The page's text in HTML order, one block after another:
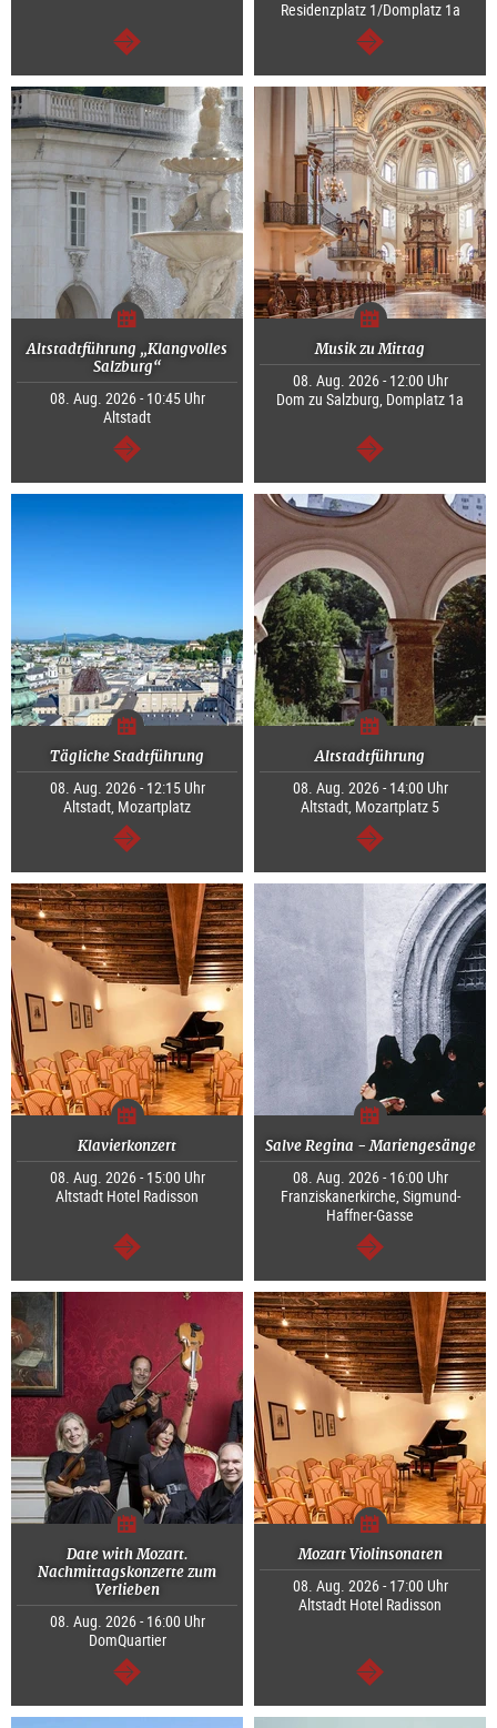
weiter
Residenzplatz 1/Domplatz 1a
weiter
Altstadtführung „Klangvolles
Salzburg“
08. Aug. 2026 - 10:45 Uhr
Altstadt
weiter
Musik zu Mittag
08. Aug. 2026 - 12:00 Uhr
Dom zu Salzburg, Domplatz 1a
weiter
Tägliche Stadtführung
08. Aug. 2026 - 12:15 Uhr
Altstadt, Mozartplatz
weiter
Altstadtführung
08. Aug. 2026 - 14:00 Uhr
Altstadt, Mozartplatz 5
weiter
Klavierkonzert
08. Aug. 2026 - 15:00 Uhr
Altstadt Hotel Radisson
weiter
Salve Regina - Mariengesänge
08. Aug. 2026 - 16:00 Uhr
Franziskanerkirche, Sigmund-
Haffner-Gasse
weiter
Date with Mozart.
Nachmittagskonzerte zum
Verlieben
08. Aug. 2026 - 16:00 Uhr
DomQuartier
weiter
Mozart Violinsonaten
08. Aug. 2026 - 17:00 Uhr
Altstadt Hotel Radisson
weiter